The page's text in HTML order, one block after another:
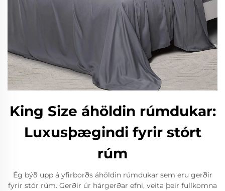
King Size áhöldin rúmdukar:
Luxusþægindi fyrir stórt
rúm
Ég býð upp á yfirborðs áhöldin rúmdukar sem eru gerðir
fyrir stór rúm. Gerðir úr hárgerðar efni, veita þeir fullkomna